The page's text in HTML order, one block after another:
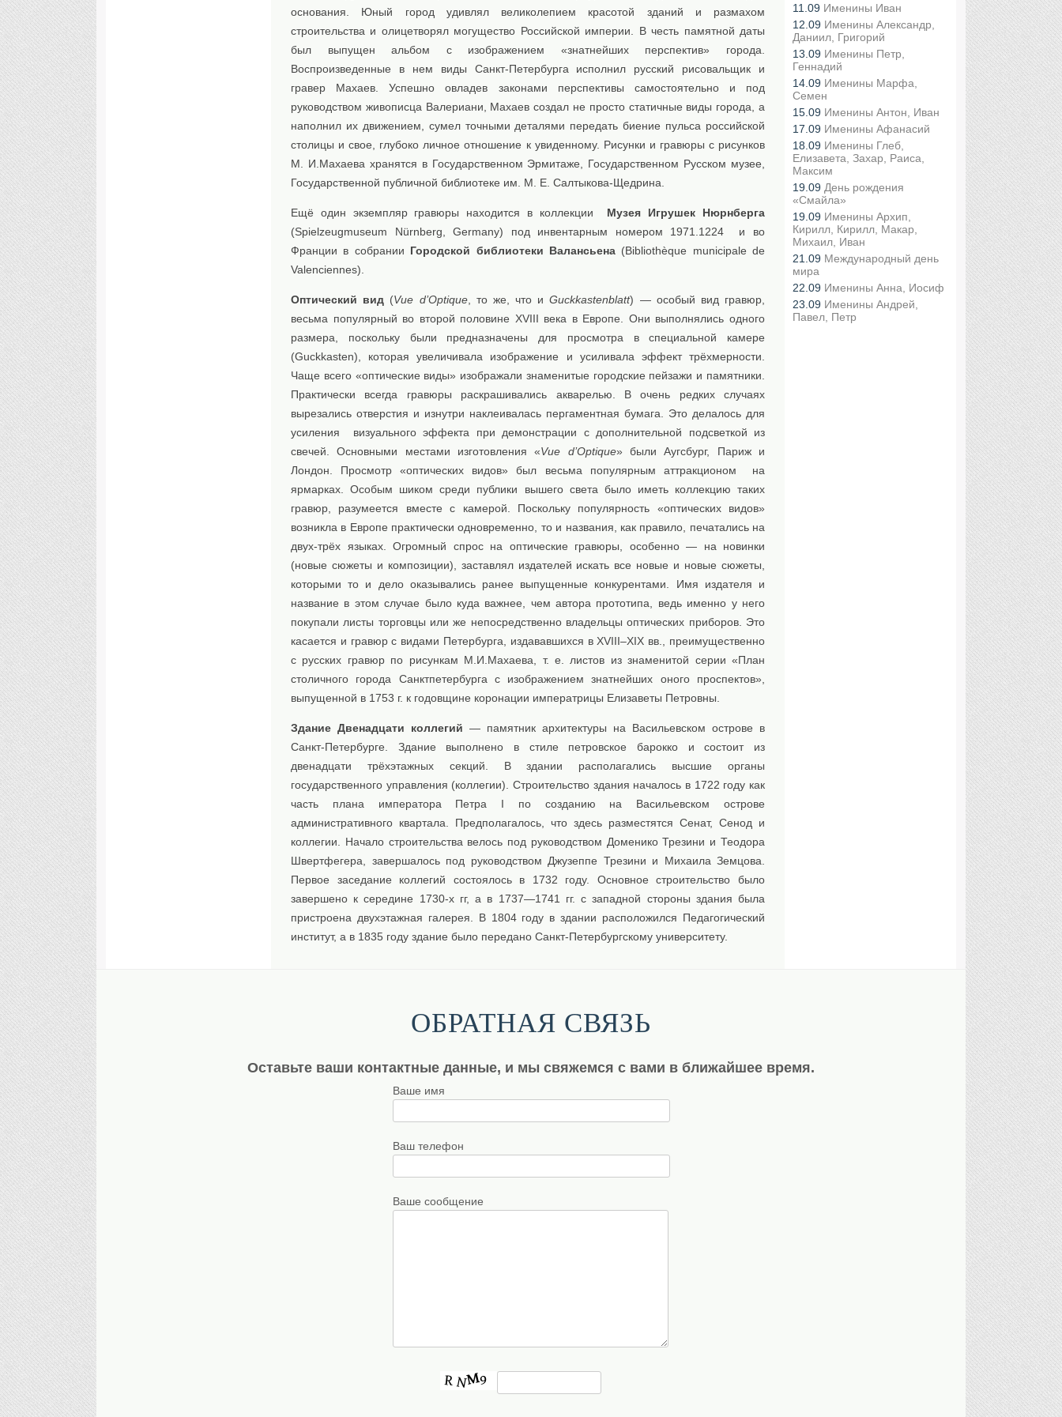
основания. Юный город удивлял великолепием красотой зданий и размахом
строительства и олицетворял могущество Российской империи. В честь памятной даты
был выпущен альбом с изображением «знатнейших перспектив» города.
Воспроизведенные в нем виды Санкт-Петербурга исполнил русский рисовальщик и
гравер Махаев. Успешно овладев законами перспективы самостоятельно и под
руководством живописца Валериани, Махаев создал не просто статичные виды города, а
наполнил их движением, сумел точными деталями передать биение пульса российской
столицы и свое, глубоко личное отношение к увиденному. Рисунки и гравюры с рисунков
М. И.Махаева хранятся в Государственном Эрмитаже, Государственном Русском музее,
Государственной публичной библиотеке им. М. Е. Салтыкова-Щедрина.
Ещё один экземпляр гравюры находится в коллекции
Музея Игрушек Нюрнберга
(Spielzeugmuseum Nürnberg, Germany) под инвентарным номером 1971.1224 и во
Франции в собрании Городской библиотеки Валансьена(Bibliothèque municipale de
Valenciennes).
Оптический вид (Vue d’Optique, то же, что иGuckkastenblatt) — особый вид гравюр,
весьма популярный во второй половине XVIII века в Европе. Они выполнялись одного
размера, поскольку были предназначены для просмотра в специальной камере
(Guckkasten), которая увеличивала изображение и усиливала эффект трёхмерности.
Чаще всего «оптические виды» изображали знаменитые городские пейзажи и памятники.
Практически всегда гравюры раскрашивались акварелью. В очень редких случаях
вырезались отверстия и изнутри наклеивалась пергаментная бумага. Это делалось для
усиления визуального эффекта при демонстрации с дополнительной подсветкой из
свечей. Основными местами изготовления «Vue d’Optique» были Аугсбург, Париж и
Лондон. Просмотр «оптических видов» был весьма популярным аттракционом на
ярмарках. Особым шиком среди публики вышего света было иметь коллекцию таких
гравюр, разумеется вместе с камерой. Поскольку популярность «оптических видов»
возникла в Европе практически одновременно, то и названия, как правило, печатались на
двух-трёх языках. Огромный спрос на оптические гравюры, особенно — на новинки
(новые сюжеты и композиции), заставлял издателей искать все новые и новые сюжеты,
которыми то и дело оказывались ранее выпущенные конкурентами. Имя издателя и
название в этом случае было куда важнее, чем автора прототипа, ведь именно у него
покупали листы торговцы или же непосредственно владельцы оптических приборов. Это
касается и гравюр с видами Петербурга, издававшихся в XVIII–XIX вв., преимущественно
с русских гравюр по рисункам М.И.Махаева, т. е. листов из знаменитой серии «План
столичного города Санктпетербурга с изображением знатнейших оного проспектов»,
выпущенной в 1753 г. к годовщине коронации императрицы Елизаветы Петровны.
Здание Двенадцати коллегий — памятник архитектуры на Васильевском острове в
Санкт-Петербурге. Здание выполнено в стиле петровское барокко и состоит из
двенадцати трёхэтажных секций. В здании располагались высшие органы
государственного управления (коллегии). Строительство здания началось в 1722 году как
часть плана императора Петра I по созданию на Васильевском острове
административного квартала. Предполагалось, что здесь разместятся Сенат, Сенод и
коллегии. Начало строительства велось под руководством Доменико Трезини и Теодора
Швертфегера, завершалось под руководством Джузеппе Трезини и Михаила Земцова.
Первое заседание коллегий состоялось в 1732 году. Основное строительство было
завершено к середине 1730-х гг, а в 1737—1741 гг. с западной стороны здания была
пристроена двухэтажная галерея. В 1804 году в здании расположился Педагогический
институт, а в 1835 году здание было передано Санкт-Петербургскому университету.
11.09 Именины Иван
12.09 Именины Александр,
Даниил, Григорий
13.09 Именины Петр,
Геннадий
14.09 Именины Марфа,
Семен
15.09 Именины Антон, Иван
17.09 Именины Афанасий
18.09 Именины Глеб,
Елизавета, Захар, Раиса,
Максим
19.09 День рождения
«Смайла»
19.09 Именины Архип,
Кирилл, Кирилл, Макар,
Михаил, Иван
21.09 Международный день
мира
22.09 Именины Анна, Иосиф
23.09 Именины Андрей,
Павел, Петр
ОБРАТНАЯ СВЯЗЬ
Оставьте ваши контактные данные, и мы свяжемся с вами в ближайшее время.
Ваше имя
Ваш телефон
Ваше сообщение